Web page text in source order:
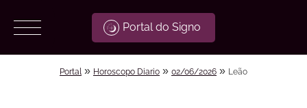
Portal do Signo
Portal » Horoscopo Diario » 02/06/2026 » Leão